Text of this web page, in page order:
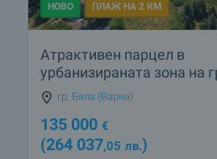
НОВО ПЛАЖ НА 2 КМ
Атрактивен парцел в
урбанизираната зона на
гр. Бяла (Варна)
135 000 €
(264 037,05 лв.)